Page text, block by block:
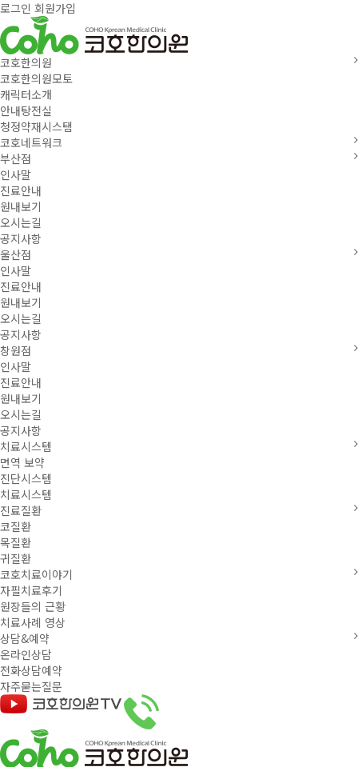
로그인 회원가입
코호한의원
코호한의원모토
캐릭터소개
안내탕전실
청정약재시스탬
코호네트워크
부산점
인사말
진료안내
원내보기
오시는길
공지사항
울산점
인사말
진료안내
원내보기
오시는길
공지사항
창원점
인사말
진료안내
원내보기
오시는길
공지사항
치료시스템
면역 보약
진단시스템
치료시스템
진료질환
코질환
목질환
귀질환
코호치료이야기
자필치료후기
원장들의 근황
치료사례 영상
상담&예약
온라인상담
전화상담예약
자주묻는질문